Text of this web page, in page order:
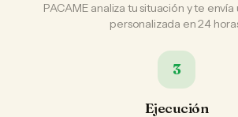
PACAME analiza tu situación y te
personalizada en 24
3
Ejecución